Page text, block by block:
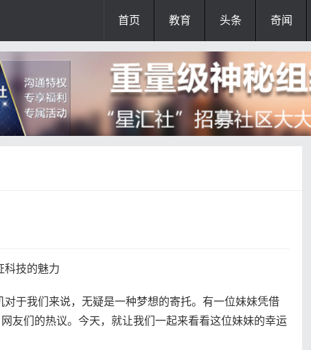
首页 教育 头条 奇闻
科技的魅力
于我们来说，无疑是一种梦想的寄托。有一位妹妹凭借
友们的热议。今天，就让我们一起来看看这位妹妹的幸运